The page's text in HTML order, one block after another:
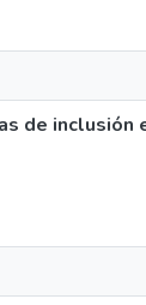
de inclusión